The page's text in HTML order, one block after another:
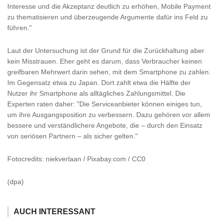
Interesse und die Akzeptanz deutlich zu erhöhen, Mobile Payment
zu thematisieren und überzeugende Argumente dafür ins Feld zu
führen."
Laut der Untersuchung ist der Grund für die Zurückhaltung aber
kein Misstrauen. Eher geht es darum, dass Verbraucher keinen
greifbaren Mehrwert darin sehen, mit dem Smartphone zu zahlen.
Im Gegensatz etwa zu Japan. Dort zahlt etwa die Hälfte der
Nutzer ihr Smartphone als alltägliches Zahlungsmittel. Die
Experten raten daher: "Die Serviceanbieter können einiges tun,
um ihre Ausgangsposition zu verbessern. Dazu gehören vor allem
bessere und verständlichere Angebote, die – durch den Einsatz
von seriösen Partnern – als sicher gelten."
Fotocredits: niekverlaan / Pixabay.com / CC0
(dpa)
AUCH INTERESSANT